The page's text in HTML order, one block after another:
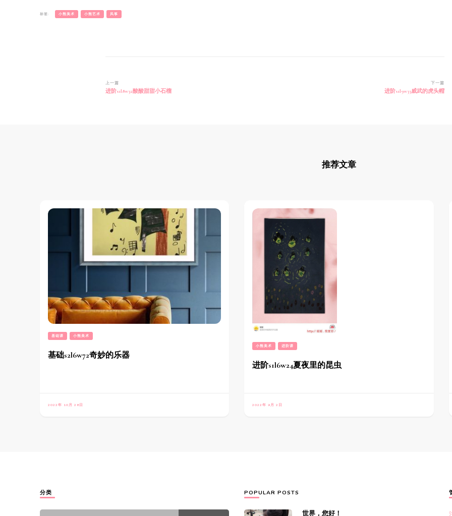
标签: 小熊美术 小熊艺术 风筝
博
文
上一篇
进阶s1l8w32酸酸甜甜小石榴
下一篇
进阶s1l9w33威武的虎头帽
推荐文章
基础课 小熊美术
基础s2l6w72奇妙的乐器
2022年 10月 28日
小熊美术 进阶课
进阶s1l6w24夏夜里的昆虫
2022年 9月 2日
分类 POPULAR POSTS
世界，您好！